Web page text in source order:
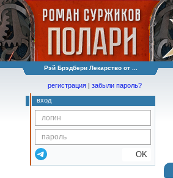
Рэй Брэдбери Лекарство от ...
регистрация | забыли пароль?
вход
OK